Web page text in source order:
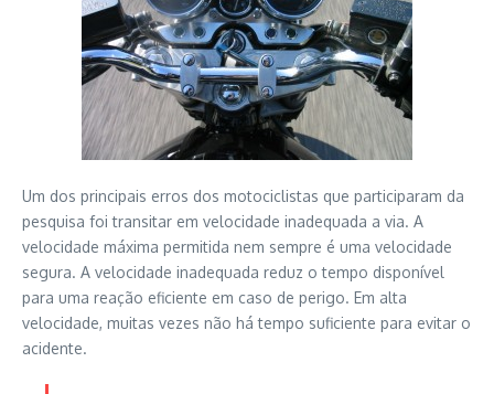
Um dos principais erros dos motociclistas que participaram da
pesquisa foi transitar em velocidade inadequada a via. A
velocidade máxima permitida nem sempre é uma velocidade
segura. A velocidade inadequada reduz o tempo disponível
para uma reação eficiente em caso de perigo. Em alta
velocidade, muitas vezes não há tempo suficiente para evitar o
acidente.